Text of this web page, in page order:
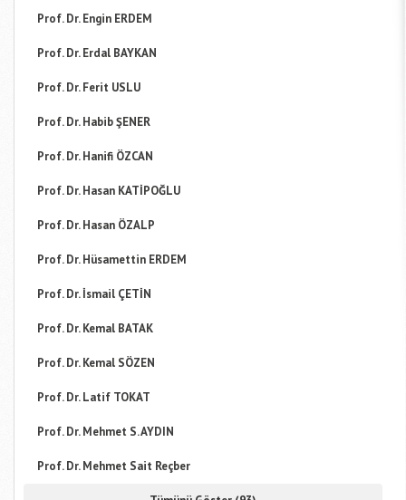
Prof. Dr. Engin ERDEM
Prof. Dr. Erdal BAYKAN
Prof. Dr. Ferit USLU
Prof. Dr. Habib ŞENER
Prof. Dr. Hanifi ÖZCAN
Prof. Dr. Hasan KATİPOĞLU
Prof. Dr. Hasan ÖZALP
Prof. Dr. Hüsamettin ERDEM
Prof. Dr. İsmail ÇETİN
Prof. Dr. Kemal BATAK
Prof. Dr. Kemal SÖZEN
Prof. Dr. Latif TOKAT
Prof. Dr. Mehmet S. AYDIN
Prof. Dr. Mehmet Sait Reçber